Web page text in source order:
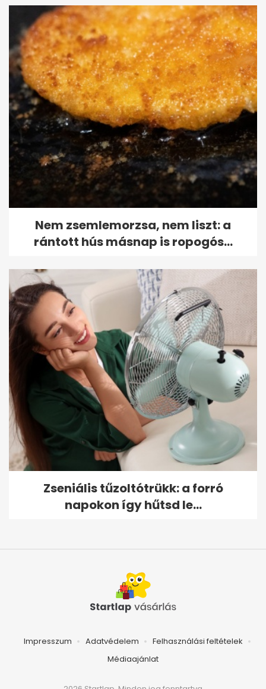
Nem zsemlemorzsa, nem liszt: a
rántott hús másnap is ropogós...
Zseniális tűzoltótrükk: a forró
napokon így hűtsd le...
Impresszum Adatvédelem
Felhasználási feltételek
Médiaajánlat